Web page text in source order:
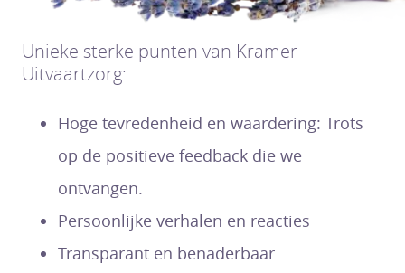
Unieke sterke punten van Kramer
Uitvaartzorg:
Hoge tevredenheid en waardering: Trots
op de positieve feedback die we
ontvangen.
Persoonlijke verhalen en reacties
Transparant en benaderbaar